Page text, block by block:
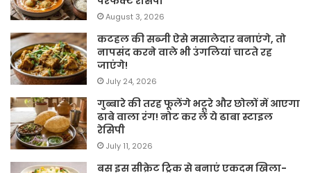
August 3, 2026
कटहल की सब्जी ऐसे मसालेदार बनाएंगे, तो
नापसंद करने वाले भी उंगलियां चाटते रह
जाएंगे!
July 24, 2026
गुब्बारे की तरह फूलेंगे भटूरे और छोलों में आएगा
ढाबे वाला रंग! नोट कर लें ये ढाबा स्टाइल
रेसिपी
July 11, 2026
बस इस सीक्रेट ट्रिक से बनाएं एकदम खिला-